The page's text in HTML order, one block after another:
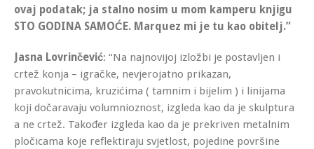
ovaj podatak; ja stalno nosim u mom kamperu knjigu
STO GODINA SAMOĆE. Marquez mi je tu kao obitelj.”
Jasna Lovrinčević: “Na najnovijoj izložbi je postavljen i
crtež konja – igračke, nevjerojatno prikazan,
pravokutnicima, kruzićima ( tamnim i bijelim ) i linijama
koji dočaravaju volumnioznost, izgleda kao da je skulptura
a ne crtež. Također izgleda kao da je prekriven metalnim
pločicama koje reflektiraju svjetlost, pojedine površine